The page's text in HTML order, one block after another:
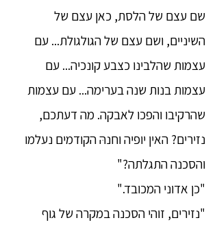
שם עצם של הלסת, כאן עצם של
השיניים, ושם עצם של הגולגולת... עם
עצמות שהלבינו כצבע קונכיה... עם
עצמות בנות שנה בערימה... עם עצמות
שהרקיבו והפכו לאבקה. מה דעתכם,
נזירים? האין יופיה וחנהּ הקודמים נעלמו
והסכנה התגלתה?"
"כן אדוני המכובד."
"נזירים, זוהי הסכנה במקרה של גוף